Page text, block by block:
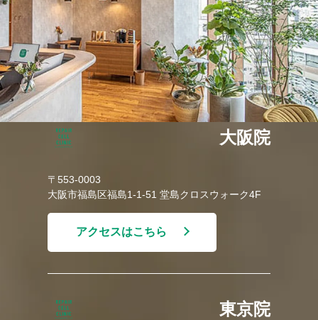
大阪院
〒553-0003
大阪市福島区福島1-1-51 堂島クロスウォーク4F
アクセスはこちら
東京院